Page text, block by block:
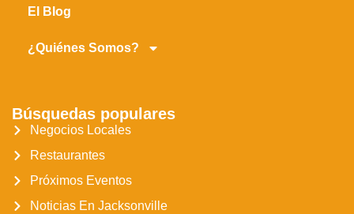
El Blog
¿Quiénes Somos?
Búsquedas populares
Negocios Locales
Restaurantes
Próximos Eventos
Noticias En Jacksonville